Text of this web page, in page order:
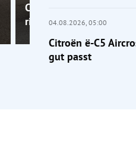
Citroën ë-C5 Aircross:
richtig gut passt
04.08.2026, 05:00
Citroën ë-C5
gut passt